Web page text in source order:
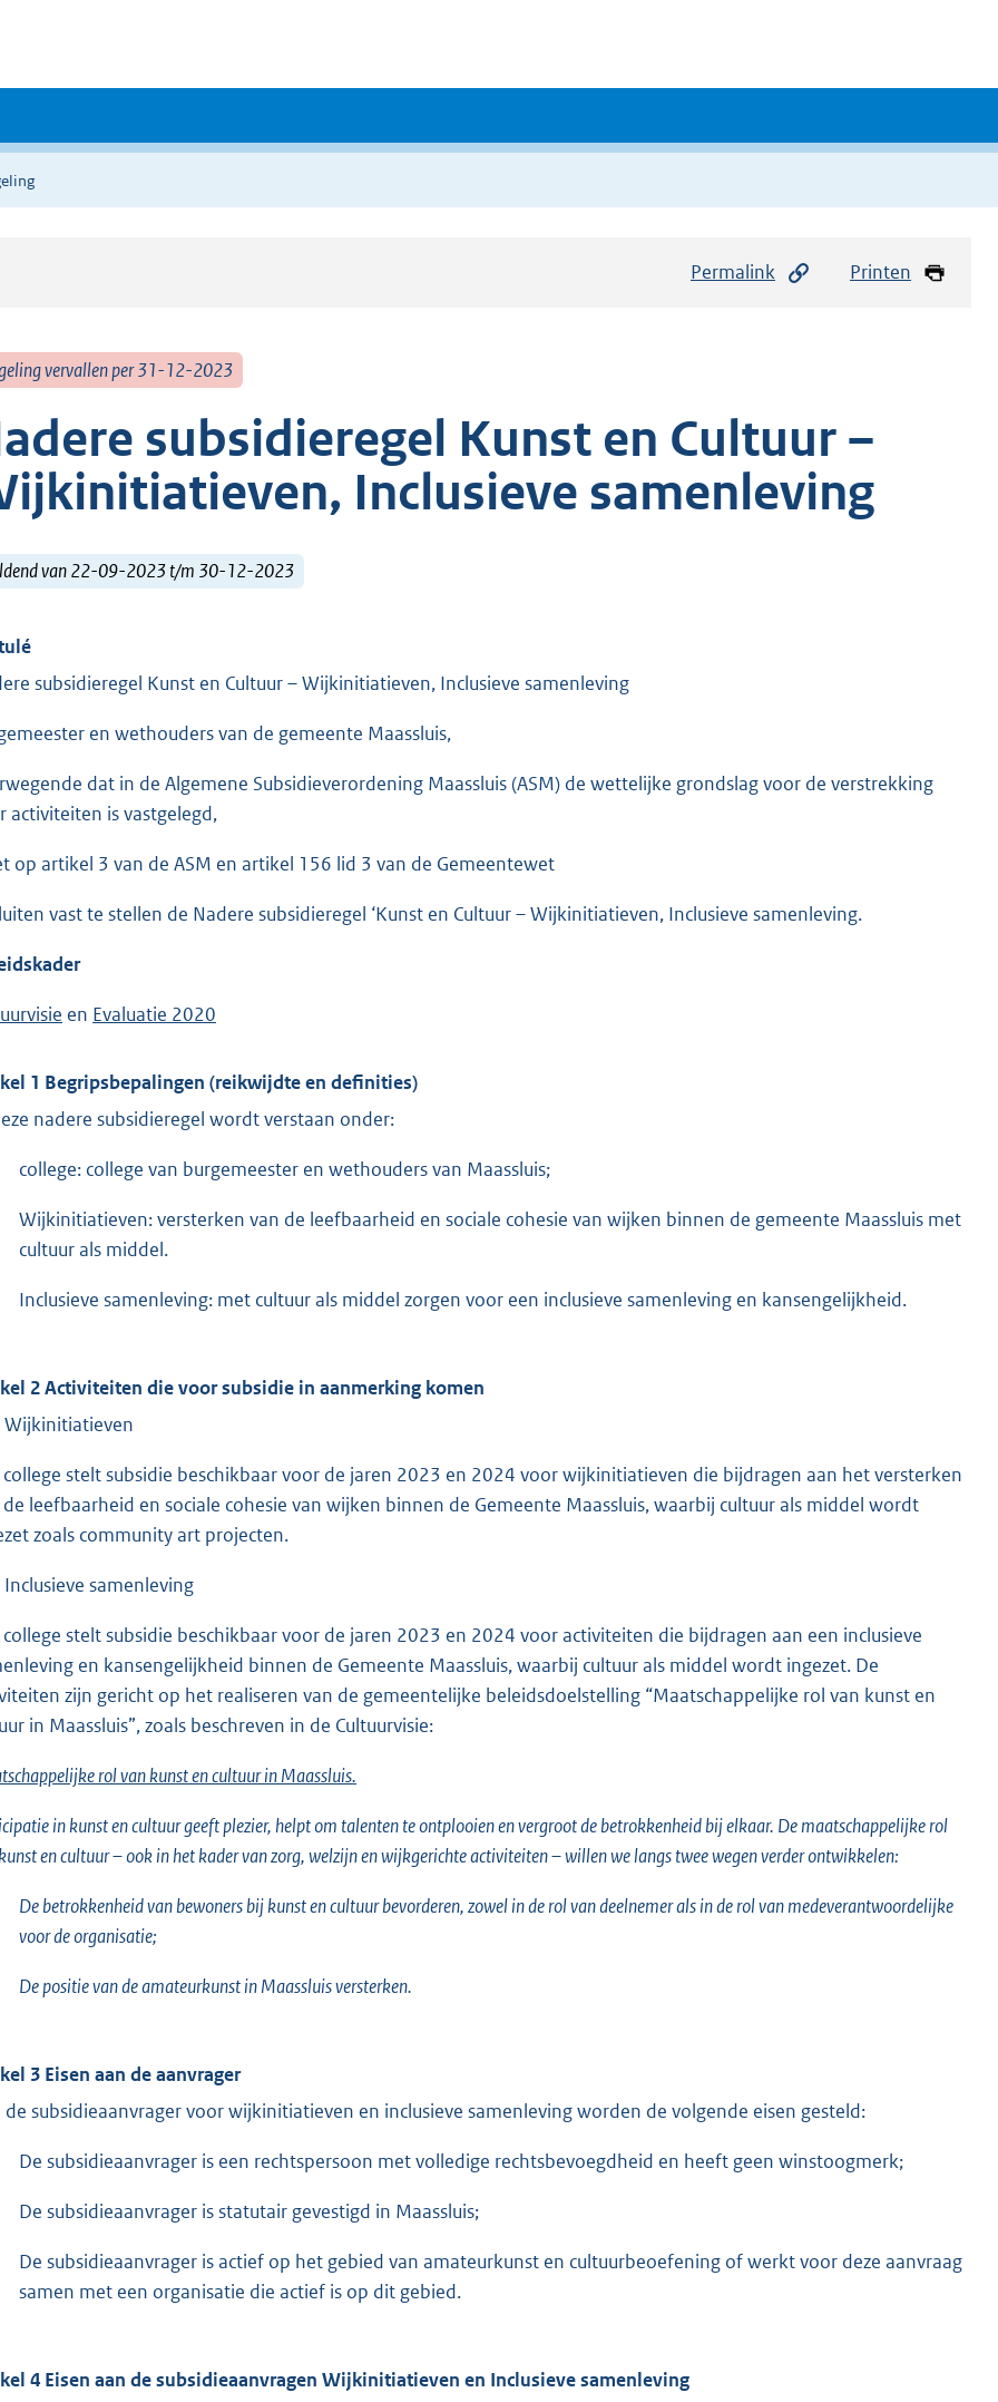
Permalink Printen
vervallen per 31-12-2023
subsidieregel Kunst en Cultuur –
Inclusieve samenleving
van 22-09-2023 t/m 30-12-2023
subsidieregel Kunst en Cultuur – Wijkinitiatieven, Inclusieve samenleving
en wethouders van de gemeente Maassluis,
dat in de Algemene Subsidieverordening Maassluis (ASM) de wettelijke grondslag voor de verstrekking
activiteiten is vastgelegd,
op artikel 3 van de ASM en artikel 156 lid 3 van de Gemeentewet
vast te stellen de Nadere subsidieregel ‘Kunst en Cultuur – Wijkinitiatieven, Inclusieve samenleving.
en Evaluatie 2020
1 Begripsbepalingen (reikwijdte en definities)
nadere subsidieregel wordt verstaan onder:
college: college van burgemeester en wethouders van Maassluis;
Wijkinitiatieven: versterken van de leefbaarheid en sociale cohesie van wijken binnen de gemeente Maassluis met
cultuur als middel.
Inclusieve samenleving: met cultuur als middel zorgen voor een inclusieve samenleving en kansengelijkheid.
2 Activiteiten die voor subsidie in aanmerking komen
Wijkinitiatieven
stelt subsidie beschikbaar voor de jaren 2023 en 2024 voor wijkinitiatieven die bijdragen aan het versterken
leefbaarheid en sociale cohesie van wijken binnen de Gemeente Maassluis, waarbij cultuur als middel wordt
zoals community art projecten.
Inclusieve samenleving
stelt subsidie beschikbaar voor de jaren 2023 en 2024 voor activiteiten die bijdragen aan een inclusieve
en kansengelijkheid binnen de Gemeente Maassluis, waarbij cultuur als middel wordt ingezet. De
zijn gericht op het realiseren van de gemeentelijke beleidsdoelstelling “Maatschappelijke rol van kunst en
in Maassluis”, zoals beschreven in de Cultuurvisie:
rol van kunst en cultuur in Maassluis.
in kunst en cultuur geeft plezier, helpt om talenten te ontplooien en vergroot de betrokkenheid bij elkaar. De maatschappelijke rol
en cultuur – ook in het kader van zorg, welzijn en wijkgerichte activiteiten – willen we langs twee wegen verder ontwikkelen:
De betrokkenheid van bewoners bij kunst en cultuur bevorderen, zowel in de rol van deelnemer als in de rol van medeverantwoordelijke
voor de organisatie;
De positie van de amateurkunst in Maassluis versterken.
3 Eisen aan de aanvrager
de subsidieaanvrager voor wijkinitiatieven en inclusieve samenleving worden de volgende eisen gesteld:
De subsidieaanvrager is een rechtspersoon met volledige rechtsbevoegdheid en heeft geen winstoogmerk;
De subsidieaanvrager is statutair gevestigd in Maassluis;
De subsidieaanvrager is actief op het gebied van amateurkunst en cultuurbeoefening of werkt voor deze aanvraag
samen met een organisatie die actief is op dit gebied.
4 Eisen aan de subsidieaanvragen Wijkinitiatieven en Inclusieve samenleving